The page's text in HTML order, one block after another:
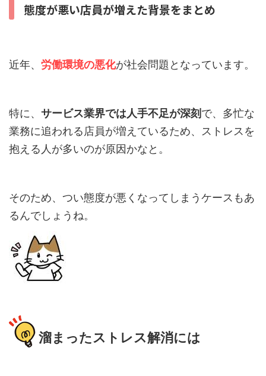
態度が悪い店員が増えた背景をまとめ
近年、 労働環境の悪化が社会問題となっています。
特に、 サービス業界では人手不足が深刻で、多忙な
業務に追われる店員が増えているため、ストレスを
抱える人が多いのが原因かなと。
そのため、つい態度が悪くなってしまうケースもあ
るんでしょうね。
溜まったストレス解消には